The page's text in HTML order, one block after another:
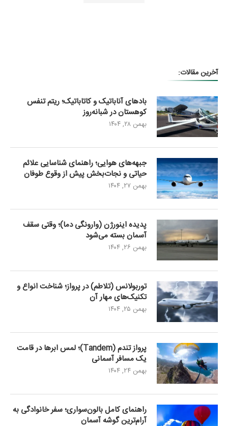
آخرین مقالات:
بادهای آناباتیک و کاتاباتیک؛ ریتم تنفس
کوهستان در شبانه‌روز
بهمن ۲۸, ۱۴۰۴
جبهه‌های هوایی؛ راهنمای شناسایی علائم
حیاتی و نجات‌بخش پیش از وقوع طوفان
بهمن ۲۷, ۱۴۰۴
پدیده اینورژن (وارونگی دما)؛ وقتی سقف
آسمان بسته می‌شود
بهمن ۲۶, ۱۴۰۴
توربولانس (تلاطم) در پرواز؛ شناخت انواع و
تکنیک‌های مهار آن
بهمن ۲۵, ۱۴۰۴
پرواز تندم (Tandem)؛ لمس ابرها در قامت
یک مسافر آسمانی
بهمن ۲۴, ۱۴۰۴
راهنمای کامل بالون‌سواری؛ سفر خانوادگی به
آرام‌ترین گوشه آسمان